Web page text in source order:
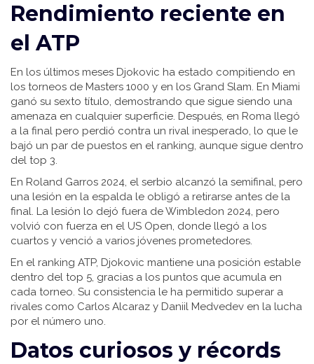
Rendimiento reciente en
el ATP
En los últimos meses Djokovic ha estado compitiendo en
los torneos de Masters 1000 y en los Grand Slam. En Miami
ganó su sexto título, demostrando que sigue siendo una
amenaza en cualquier superficie. Después, en Roma llegó
a la final pero perdió contra un rival inesperado, lo que le
bajó un par de puestos en el ranking, aunque sigue dentro
del top 3.
En Roland Garros 2024, el serbio alcanzó la semifinal, pero
una lesión en la espalda le obligó a retirarse antes de la
final. La lesión lo dejó fuera de Wimbledon 2024, pero
volvió con fuerza en el US Open, donde llegó a los
cuartos y venció a varios jóvenes prometedores.
En el ranking ATP, Djokovic mantiene una posición estable
dentro del top 5, gracias a los puntos que acumula en
cada torneo. Su consistencia le ha permitido superar a
rivales como Carlos Alcaraz y Daniil Medvedev en la lucha
por el número uno.
Datos curiosos y récords